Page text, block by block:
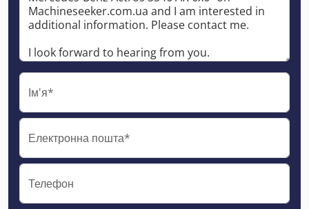
Ім'я*
Електронна пошта*
Телефон